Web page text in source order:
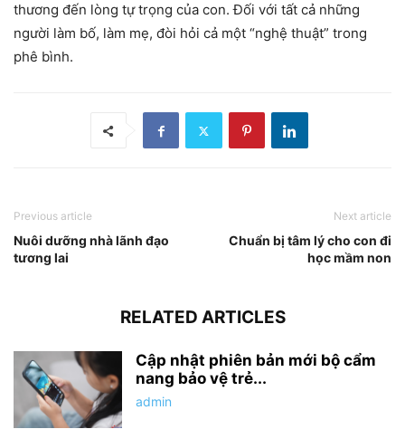
thương đến lòng tự trọng của con. Đối với tất cả những
người làm bố, làm mẹ, đòi hỏi cả một “nghệ thuật” trong
phê bình.
Previous article
Nuôi dưỡng nhà lãnh đạo
tương lai
Next article
Chuẩn bị tâm lý cho con đi
học mầm non
RELATED ARTICLES
Cập nhật phiên bản mới bộ cẩm
nang bảo vệ trẻ...
admin